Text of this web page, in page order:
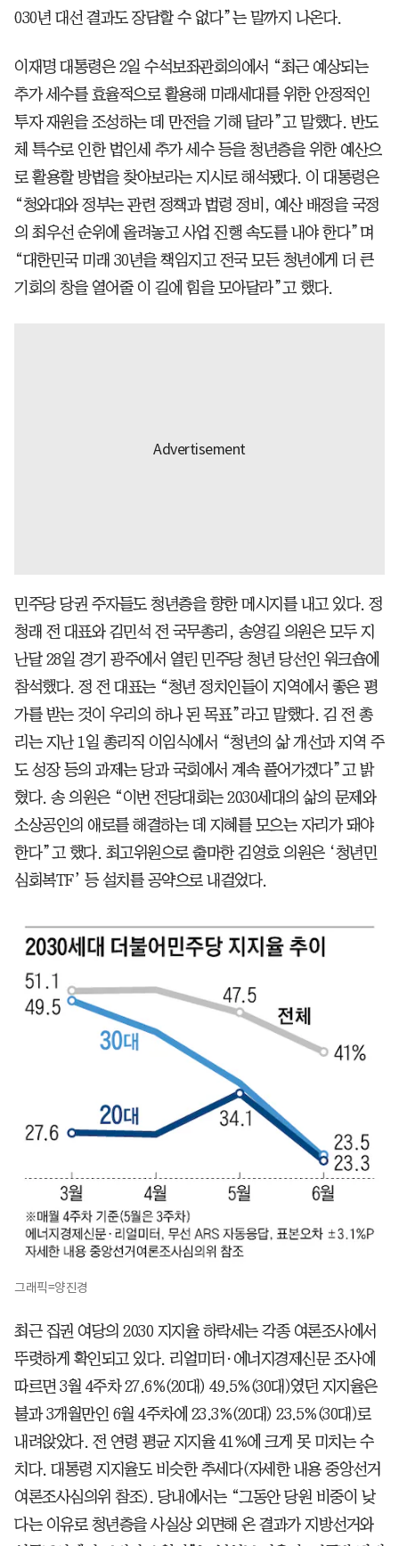
030년 대선 결과도 장담할 수 없다”는 말까지 나온다.
이재명 대통령은 2일 수석보좌관회의에서 “최근 예상되는
추가 세수를 효율적으로 활용해 미래세대를 위한 안정적인
투자 재원을 조성하는 데 만전을 기해 달라”고 말했다. 반도
체 특수로 인한 법인세 추가 세수 등을 청년층을 위한 예산으
로 활용할 방법을 찾아보라는 지시로 해석됐다. 이 대통령은
“청와대와 정부는 관련 정책과 법령 정비, 예산 배정을 국정
의 최우선 순위에 올려놓고 사업 진행 속도를 내야 한다”며
“대한민국 미래 30년을 책임지고 전국 모든 청년에게 더 큰
기회의 창을 열어줄 이 길에 힘을 모아달라”고 했다.
민주당 당권 주자들도 청년층을 향한 메시지를 내고 있다. 정
청래 전 대표와 김민석 전 국무총리, 송영길 의원은 모두 지
난달 28일 경기 광주에서 열린 민주당 청년 당선인 워크숍에
참석했다. 정 전 대표는 “청년 정치인들이 지역에서 좋은 평
가를 받는 것이 우리의 하나 된 목표”라고 말했다. 김 전 총
리는 지난 1일 총리직 이임식에서 “청년의 삶 개선과 지역 주
도 성장 등의 과제는 당과 국회에서 계속 풀어가겠다”고 밝
혔다. 송 의원은 “이번 전당대회는 2030세대의 삶의 문제와
소상공인의 애로를 해결하는 데 지혜를 모으는 자리가 돼야
한다”고 했다. 최고위원으로 출마한 김영호 의원은 ‘청년민
심회복TF’ 등 설치를 공약으로 내걸었다.
그래픽=양진경
최근 집권 여당의 2030 지지율 하락세는 각종 여론조사에서
뚜렷하게 확인되고 있다. 리얼미터·에너지경제신문 조사에
따르면 3월 4주차 27.6%(20대) 49.5%(30대)였던 지지율은
불과 3개월만인 6월 4주차에 23.3%(20대) 23.5%(30대)로
내려앉았다. 전 연령 평균 지지율 41%에 크게 못 미치는 수
치다. 대통령 지지율도 비슷한 추세다(자세한 내용 중앙선거
여론조사심의위 참조). 당내에서는 “그동안 당원 비중이 낮
다는 이유로 청년층을 사실상 외면해 온 결과가 지방선거와